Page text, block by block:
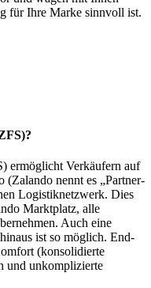
für Ihre Marke sinnvoll ist.
ermöglicht Verkäufern auf
nennt es „Partner-
Logistiknetzwerk. Dies
Marktplatz, alle
Auch eine
ist so möglich. End-
(konsolidierte
und unkomplizierte